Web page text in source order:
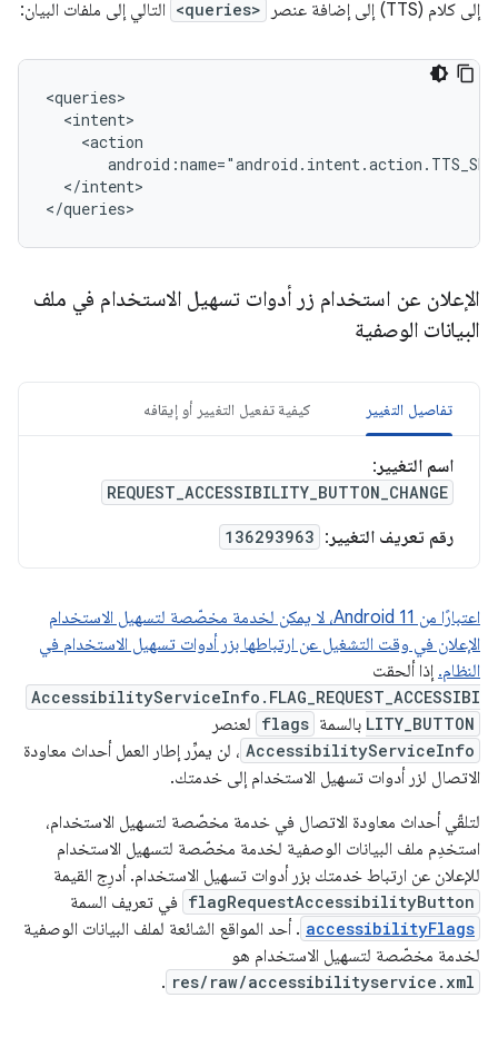
إلى كلام (TTS) إلى إضافة عنصر
<queries> التالي إلى ملفات البيان:
</intent>
</queries>
الإعلان عن استخدام زر أدوات تسهيل الاستخدام في ملف
البيانات الوصفية
تفاصيل التغيير كيفية تفعيل التغيير أو إيقافه
اسم التغيير :
REQUEST_ACCESSIBILITY_BUTTON_CHANGE
رقم تعريف التغيير :
136293963
اعتبارًا من Android 11، لا يمكن لخدمة مخصّصة لتسهيل الاستخدام
الإعلان في وقت التشغيل عن ارتباطها بزر أدوات تسهيل الاستخدام في
النظام. إذا ألحقت
AccessibilityServiceInfo.FLAG_REQUEST_ACCESSIBI
LITY_BUTTON بالسمة flags لعنصر
AccessibilityServiceInfo ، لن يمرِّر إطار العمل أحداث معاودة
الاتصال لزر أدوات تسهيل الاستخدام إلى خدمتك.
لتلقّي أحداث معاودة الاتصال في خدمة مخصّصة لتسهيل الاستخدام،
استخدِم ملف البيانات الوصفية لخدمة مخصّصة لتسهيل الاستخدام
للإعلان عن ارتباط خدمتك بزر أدوات تسهيل الاستخدام. أدرِج القيمة
flagRequestAccessibilityButton في تعريف السمة
accessibilityFlags . أحد المواقع الشائعة لملف البيانات الوصفية
لخدمة مخصّصة لتسهيل الاستخدام هو
res/raw/accessibilityservice.xml
.